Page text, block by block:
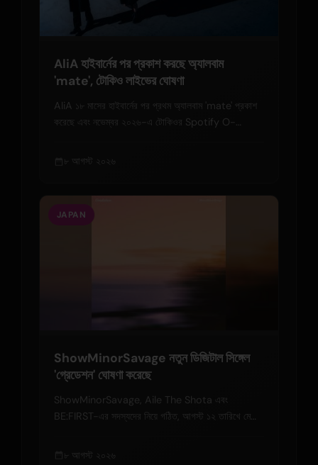
AliA হাইবার্নের পর প্রকাশ করছে অ্যালবাম
'mate', টোকিও লাইভের ঘোষণা
AliA ১৮ মাসের হাইবার্নের পর প্রথম অ্যালবাম 'mate' প্রকাশ
করেছে এবং নভেম্বর ২০২৬-এ টোকিওর Spotify O-
৮ আগস্ট ২০২৬
JAPAN
ShowMinorSavage নতুন ডিজিটাল সিঙ্গেল
'গ্রেডেশন' ঘোষণা করেছে
ShowMinorSavage, Aile The Shota এবং
BE:FIRST-এর সদস্যদের নিয়ে গঠিত, আগস্ট ১২ তারিখে মেলো
৮ আগস্ট ২০২৬